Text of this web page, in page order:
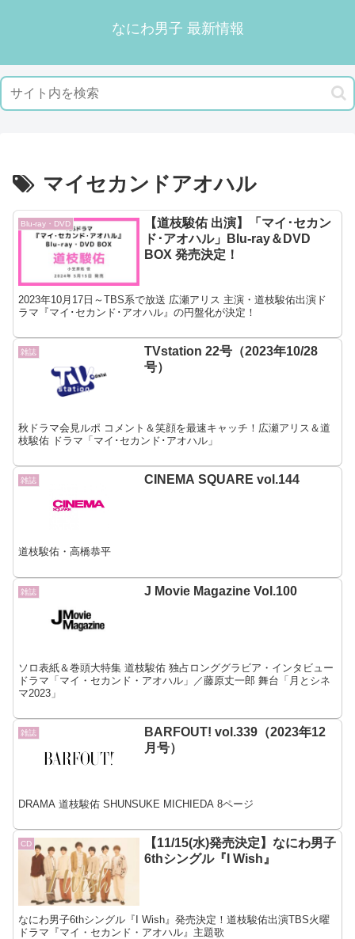
なにわ男子 最新情報
マイセカンドアオハル
Blu-ray・DVD
【道枝駿佑 出演】「マイ･セカン
ド･アオハル」Blu-ray＆DVD
BOX 発売決定！
2023年10月17日～TBS系で放送 広瀬アリス 主演・道枝駿佑出演ド
ラマ『マイ･セカンド･アオハル』の円盤化が決定！
雑誌
TVstation 22号（2023年10/28
号）
秋ドラマ会見ルポ コメント＆笑顔を最速キャッチ！広瀬アリス＆道
枝駿佑 ドラマ「マイ･セカンド･アオハル」
雑誌 CINEMA SQUARE vol.144
道枝駿佑・高橋恭平
雑誌 J Movie Magazine Vol.100
ソロ表紙＆巻頭大特集 道枝駿佑 独占ロンググラビア・インタビュー
ドラマ「マイ・セカンド・アオハル」／藤原丈一郎 舞台「月とシネ
マ2023」
雑誌
BARFOUT! vol.339（2023年12
月号）
DRAMA 道枝駿佑 SHUNSUKE MICHIEDA 8ページ
CD
【11/15(水)発売決定】なにわ男子
6thシングル『I Wish』
なにわ男子6thシングル『I Wish』発売決定！道枝駿佑出演TBS火曜
ドラマ『マイ・セカンド・アオハル』主題歌